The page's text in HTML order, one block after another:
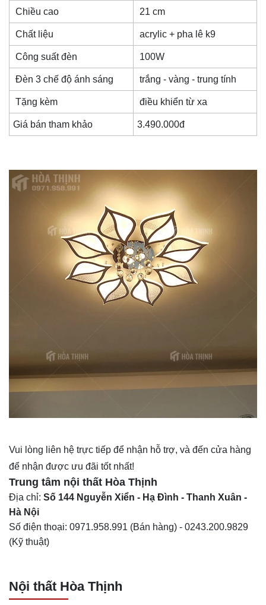
Chiều cao 21 cm
Chất liệu acrylic + pha lê k9
Công suất đèn 100W
Đèn 3 chế độ ánh sáng trắng - vàng - trung tính
Tặng kèm điều khiển từ xa
Giá bán tham khảo 3.490.000đ
Vui lòng liên hệ trực tiếp để nhận hỗ trợ, và đến cửa hàng
để nhận được ưu đãi tốt nhất!
Trung tâm nội thất Hòa Thịnh
Địa chỉ: Số 144 Nguyễn Xiển - Hạ Đình - Thanh Xuân -
Hà Nội
Số điện thoại: 0971.958.991 (Bán hàng) - 0243.200.9829
(Kỹ thuật)
Nội thất Hòa Thịnh